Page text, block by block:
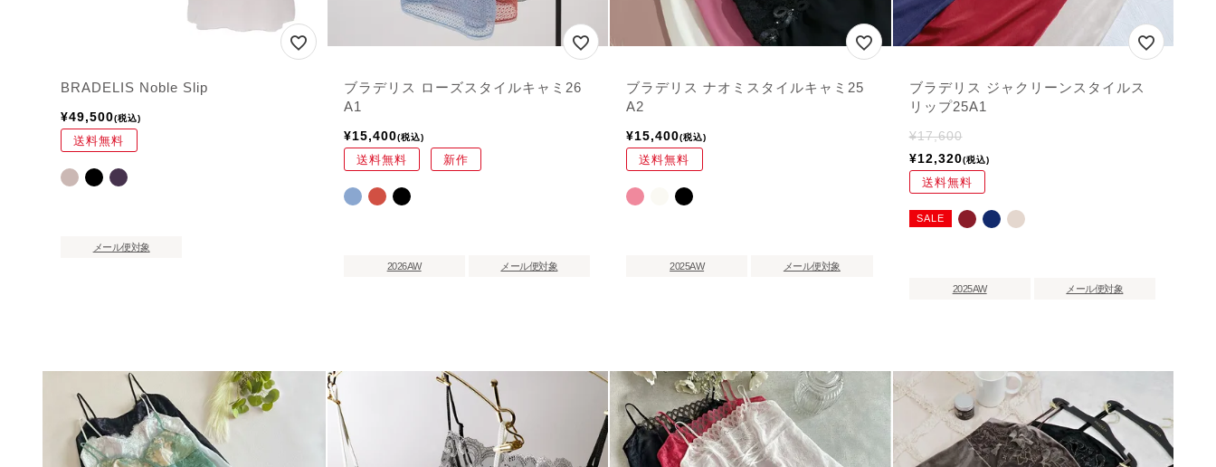
BRADELIS Noble Slip
¥49,500 税込
送料無料
メール便対象
ブラデリス ローズスタイルキャミ26
A1
¥15,400 税込
送料無料 新作
2026AW メール便対象
ブラデリス ナオミスタイルキャミ25
A2
¥15,400 税込
送料無料
2025AW メール便対象
ブラデリス ジャクリーンスタイルス
リップ25A1
¥17,600
¥12,320 税込
送料無料
SALE
2025AW メール便対象